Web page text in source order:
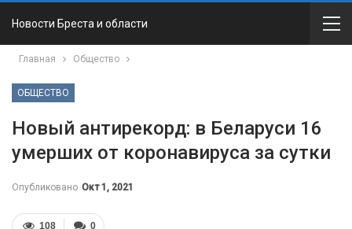
Новости Бреста и области
Главная Общество
ОБЩЕСТВО
Новый антирекорд: в Беларуси 16
умерших от коронавируса за сутки
Опубликовано Окт 1, 2021
0
108